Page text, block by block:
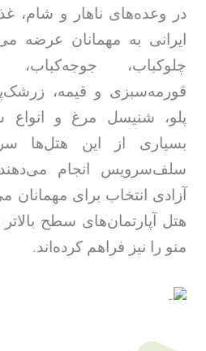
در وعده‌های ناهار و شام،
ایرانی به مهمانان عرضه
چلوکباب،
قورمه‌سبزی و قیمه،
پلو، شنیسل مرغ و
بسیاری از این هتل‌ها
سلف‌سرویس انجام
آزادی انتخاب برای
هتل آپارتمان‌های سطح
منو را نیز فراهم کرده‌اند.